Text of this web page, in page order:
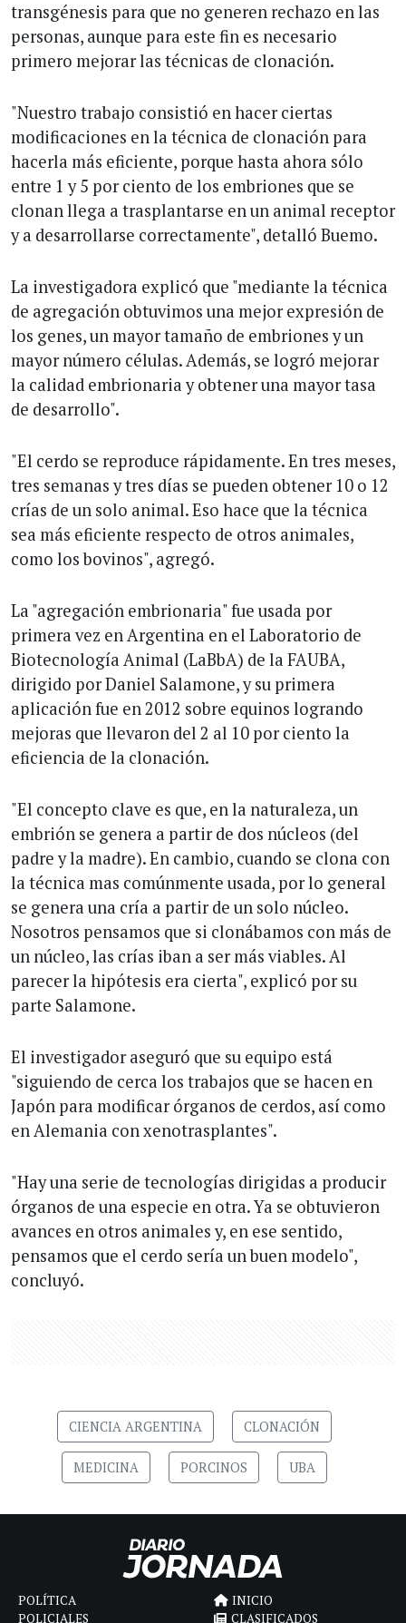
transgénesis para que no generen rechazo en las
personas, aunque para este fin es necesario
primero mejorar las técnicas de clonación.
"Nuestro trabajo consistió en hacer ciertas
modificaciones en la técnica de clonación para
hacerla más eficiente, porque hasta ahora sólo
entre 1 y 5 por ciento de los embriones que se
clonan llega a trasplantarse en un animal receptor
y a desarrollarse correctamente", detalló Buemo.
La investigadora explicó que "mediante la técnica
de agregación obtuvimos una mejor expresión de
los genes, un mayor tamaño de embriones y un
mayor número células. Además, se logró mejorar
la calidad embrionaria y obtener una mayor tasa
de desarrollo".
"El cerdo se reproduce rápidamente. En tres meses,
tres semanas y tres días se pueden obtener 10 o 12
crías de un solo animal. Eso hace que la técnica
sea más eficiente respecto de otros animales,
como los bovinos", agregó.
La "agregación embrionaria" fue usada por
primera vez en Argentina en el Laboratorio de
Biotecnología Animal (LaBbA) de la FAUBA,
dirigido por Daniel Salamone, y su primera
aplicación fue en 2012 sobre equinos logrando
mejoras que llevaron del 2 al 10 por ciento la
eficiencia de la clonación.
"El concepto clave es que, en la naturaleza, un
embrión se genera a partir de dos núcleos (del
padre y la madre). En cambio, cuando se clona con
la técnica mas comúnmente usada, por lo general
se genera una cría a partir de un solo núcleo.
Nosotros pensamos que si clonábamos con más de
un núcleo, las crías iban a ser más viables. Al
parecer la hipótesis era cierta", explicó por su
parte Salamone.
El investigador aseguró que su equipo está
"siguiendo de cerca los trabajos que se hacen en
Japón para modificar órganos de cerdos, así como
en Alemania con xenotrasplantes".
"Hay una serie de tecnologías dirigidas a producir
órganos de una especie en otra. Ya se obtuvieron
avances en otros animales y, en ese sentido,
pensamos que el cerdo sería un buen modelo",
concluyó.
CIENCIA ARGENTINA CLONACIÓN
MEDICINA PORCINOS UBA
POLÍTICA
POLICIALES
INICIO
CLASIFICADOS